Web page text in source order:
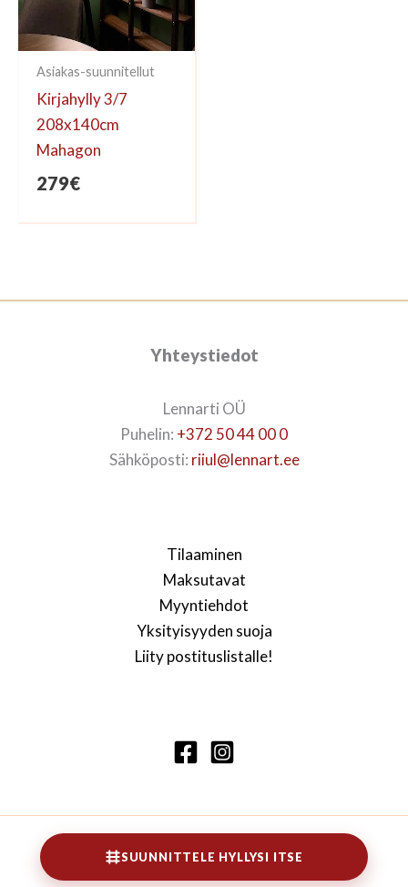
Asiakas-suunnitellut
Kirjahylly 3/7
208x140cm
Mahagon
279€
Yhteystiedot
Lennarti OÜ
Puhelin: +372 50 44 00 0
Sähköposti: riiul@lennart.ee
Tilaaminen
Maksutavat
Myyntiehdot
Yksityisyyden suoja
Liity postituslistalle!
Copyright © 2026 Lennarti kirjahylly
SUUNNITTELE HYLLYSI ITSE